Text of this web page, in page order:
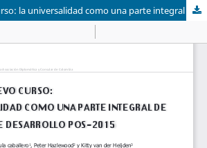
Hacia un nuevo curso: la universalidad como una parte integral de la agenda de desarrollo pos-2015